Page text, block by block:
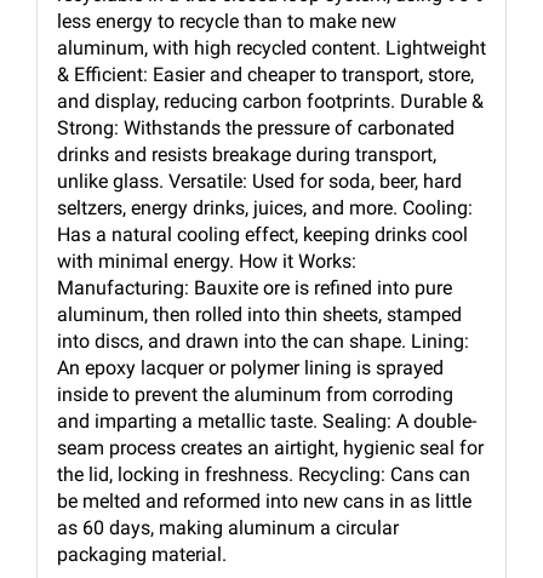
less energy to recycle than to make new
aluminum, with high recycled content. Lightweight
& Efficient: Easier and cheaper to transport, store,
and display, reducing carbon footprints. Durable &
Strong: Withstands the pressure of carbonated
drinks and resists breakage during transport,
unlike glass. Versatile: Used for soda, beer, hard
seltzers, energy drinks, juices, and more. Cooling:
Has a natural cooling effect, keeping drinks cool
with minimal energy. How it Works:
Manufacturing: Bauxite ore is refined into pure
aluminum, then rolled into thin sheets, stamped
into discs, and drawn into the can shape. Lining:
An epoxy lacquer or polymer lining is sprayed
inside to prevent the aluminum from corroding
and imparting a metallic taste. Sealing: A double-
seam process creates an airtight, hygienic seal for
the lid, locking in freshness. Recycling: Cans can
be melted and reformed into new cans in as little
as 60 days, making aluminum a circular
packaging material.